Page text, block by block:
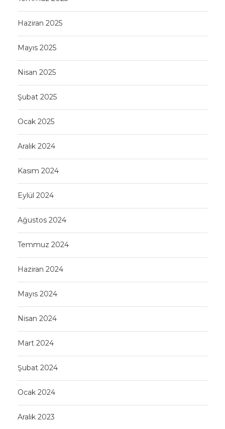
Haziran 2025
Mayıs 2025
Nisan 2025
Şubat 2025
Ocak 2025
Aralık 2024
Kasım 2024
Eylül 2024
Ağustos 2024
Temmuz 2024
Haziran 2024
Mayıs 2024
Nisan 2024
Mart 2024
Şubat 2024
Ocak 2024
Aralık 2023